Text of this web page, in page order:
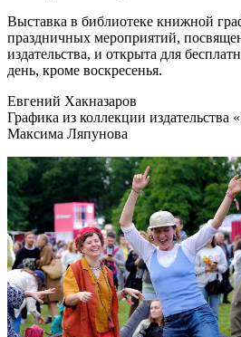
Выставка в библиотеке книжной
праздничных мероприятий,
издательства, и открыта для
день, кроме воскресенья.
Евгений Хакназаров
Графика из коллекции
Максима Ляпунова